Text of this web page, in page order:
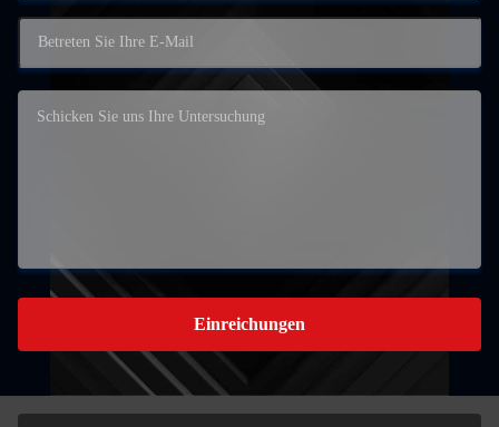
Einreichungen